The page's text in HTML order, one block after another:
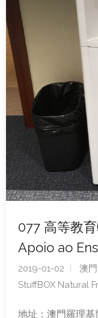
077 高等教
Apoio ao
2019-01-02
澳
StuffBOX Natural
地址：澳門羅理基